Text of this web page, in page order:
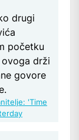
drugi
početku
drži
govore
'Time